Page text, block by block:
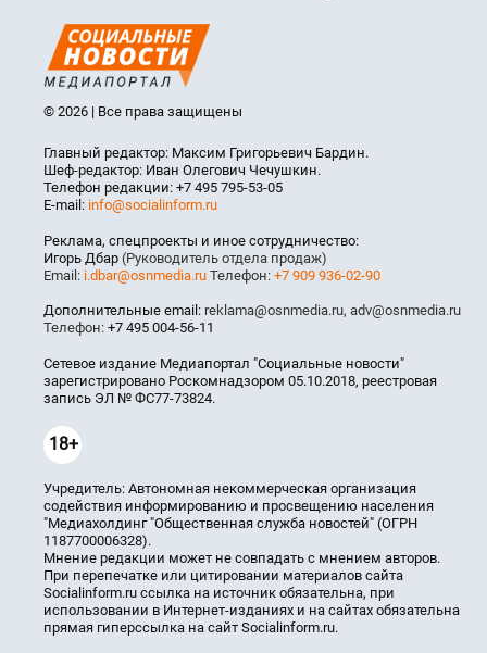
© 2026 | Все права защищены
Главный редактор: Максим Григорьевич Бардин.
Шеф-редактор: Иван Олегович Чечушкин.
Телефон редакции: +7 495 795-53-05
E-mail: info@socialinform.ru
Реклама, спецпроекты и иное сотрудничество:
Игорь Дбар (Руководитель отдела продаж)
Email: i.dbar@osnmedia.ru Телефон: +7 909 936-02-90
Дополнительные email: reklama@osnmedia.ru, adv@osnmedia.ru
Телефон: +7 495 004-56-11
Сетевое издание Медиапортал "Социальные новости"
зарегистрировано Роскомнадзором 05.10.2018, реестровая
запись ЭЛ № ФС77-73824.
18+
Учредитель: Автономная некоммерческая организация
содействия информированию и просвещению населения
"Медиахолдинг "Общественная служба новостей" (ОГРН
1187700006328).
Мнение редакции может не совпадать с мнением авторов.
При перепечатке или цитировании материалов сайта
Socialinform.ru ссылка на источник обязательна, при
использовании в Интернет-изданиях и на сайтах обязательна
прямая гиперссылка на сайт Socialinform.ru.